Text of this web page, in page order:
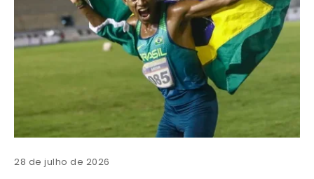
28 de julho de 2026